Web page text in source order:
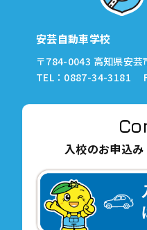
安芸自動車学校
〒784-0043 高知県安芸
TEL： 0887-34-3181
入校のお申込